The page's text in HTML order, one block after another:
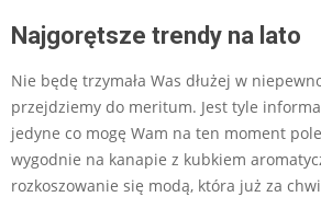
Najgorętsze trendy na lato
Nie będę trzymała Was dłużej w
przejdziemy do meritum. Jest tyle
jedyne co mogę Wam na ten moment
wygodnie na kanapie z kubkiem
rozkoszowanie się modą, która już za